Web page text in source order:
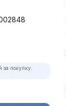
за покупку: